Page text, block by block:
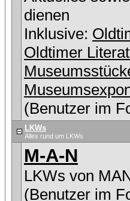
dienen
Inklusive:
Oldtimer
(Benutzer im
LKWs
Alles rund um LKWs
M-A-N
LKWs von
(Benutzer im